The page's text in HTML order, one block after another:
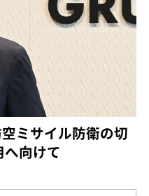
ミサイル防衛の切
へ向けて